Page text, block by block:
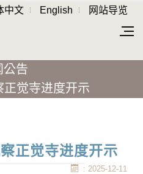
中文 English 网站导览
公告
觉寺进度开示
正觉寺进度开示
: 2025-12-11